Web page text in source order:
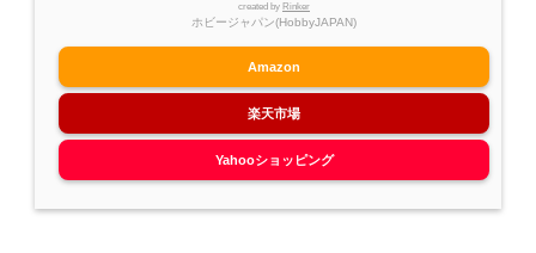
created by Rinker
ホビージャパン(HobbyJAPAN)
Amazon
楽天市場
Yahooショッピング